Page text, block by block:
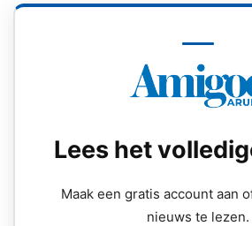
Lees het
Maak een gratis account aan
nieuws te lezen.